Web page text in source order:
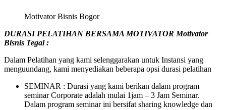
Motivator Bisnis Bogor
DURASI PELATIHAN BERSAMA MOTIVATOR Motivator
Bisnis Tegal:
Dalam Pelatihan yang kami selenggarakan untuk Instansi yang
menguundang, kami menyediakan beberapa opsi durasi pelatihan
SEMINAR : Durasi yang kami berikan dalam program
seminar Corporate adalah mulai 1jam – 3 Jam Seminar.
Dalam program seminar ini bersifat sharing knowledge dan